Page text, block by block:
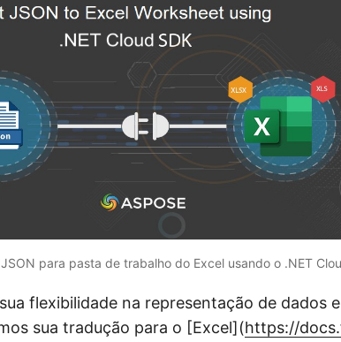
para pasta de trabalho do Excel usando o .NET
flexibilidade na representação de dados
sua tradução para o [Excel](https://